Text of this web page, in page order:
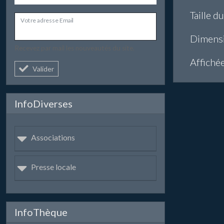
Votre adresse Email
Valider
InfoDiverses
Associations
Presse locale
InfoThèque
Taille